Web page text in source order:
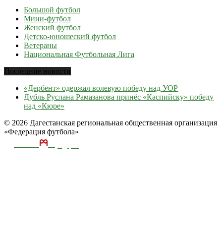
Большой футбол
Мини-футбол
Женский футбол
Детско-юношеский футбол
Ветераны
Национальная Футбольная Лига
Последние новости
«Дербент» одержал волевую победу над УОР
Дубль Руслана Рамазанова принёс «Каспийску» победу
над «Кюре»
© 2026 Дагестанская региональная общественная организация
«Федерация футбола»